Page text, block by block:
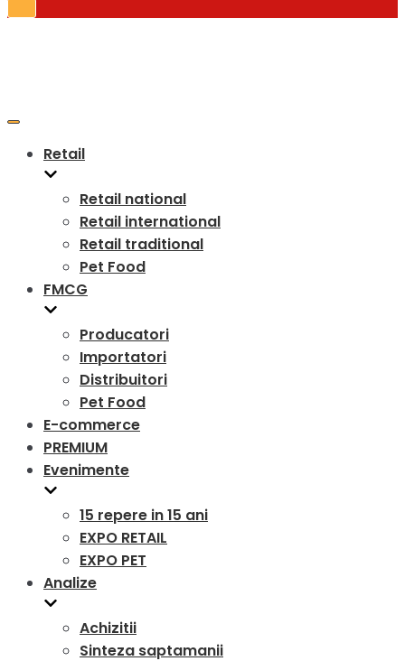
Toggle
Toggle
Retail
Retail national
Retail international
Retail traditional
Pet Food
FMCG
Producatori
Importatori
Distribuitori
Pet Food
E-commerce
PREMIUM
Evenimente
15 repere in 15 ani
EXPO RETAIL
EXPO PET
Analize
Achizitii
Sinteza saptamanii